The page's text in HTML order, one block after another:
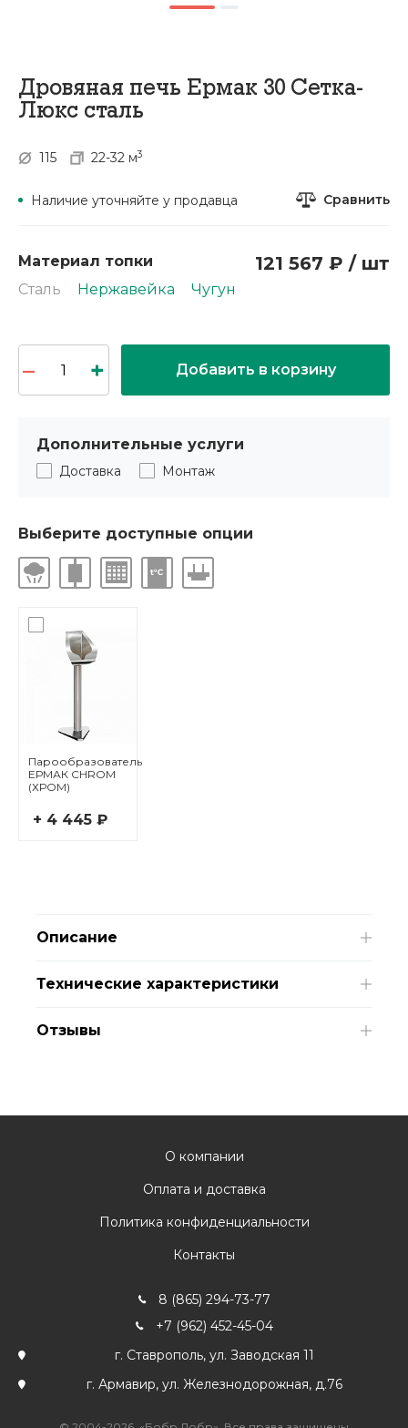
Дровяная печь Ермак 30 Сетка-
Люкс сталь
115 22-32 м3
Наличие уточняйте у продавца Сравнить
Материал топки
Сталь
Нержавейка Чугун
121 567 ₽ / шт
Добавить в корзину
Дополнительные услуги
Доставка Монтаж
Выберите доступные опции
Парообразователь
ЕРМАК CHROM
(ХРОМ)
+ 4 445 ₽
Описание
Технические характеристики
Отзывы
О компании
Оплата и доставка
Политика конфиденциальности
Контакты
8 (865) 294-73-77
+7 (962) 452-45-04
г. Ставрополь, ул. Заводская 11
г. Армавир, ул. Железнодорожная, д.76